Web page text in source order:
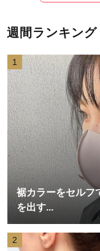
週間ランキング
1
裾カラーをセルフ
を出す...
2